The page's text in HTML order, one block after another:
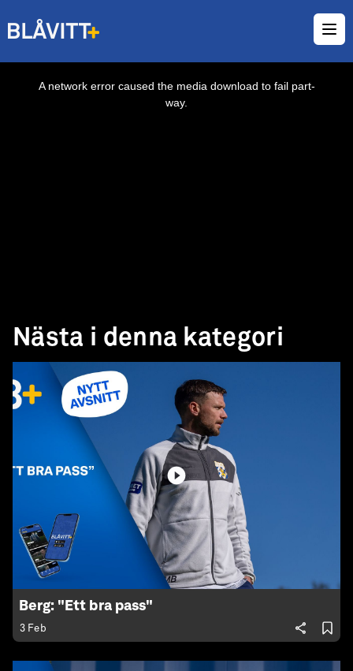
A network error caused the media download to fail part-
way.
Nästa i denna kategori
Berg: "Ett bra pass"
3 Feb